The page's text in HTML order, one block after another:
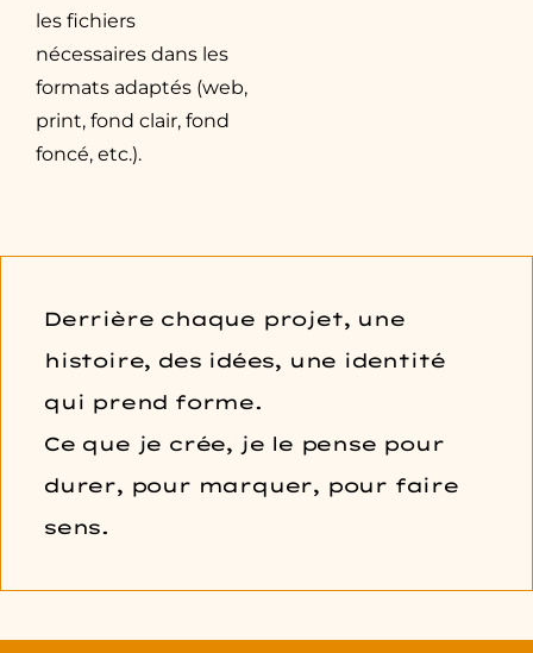
les fichiers
nécessaires dans les
formats adaptés (web,
print, fond clair, fond
foncé, etc.).
Derrière chaque projet, une
histoire, des idées, une identité
qui prend forme.
Ce que je crée, je le pense pour
durer, pour marquer, pour faire
sens.